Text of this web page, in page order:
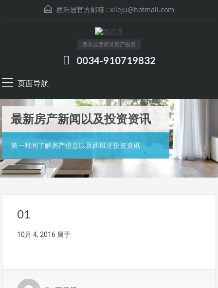
西乐居官方邮箱 : xileju@hotmail.com
西乐居西班牙房产投资
0034-910719832
页面导航
最新房产新闻以及投资资讯
第一时间了解房产信息以及西班牙投资资讯
01
10月 4, 2016 属于